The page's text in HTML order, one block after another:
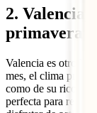
2. Valencia,
primavera
Valencia es otro
mes, el clima
como de su rico
perfecta para